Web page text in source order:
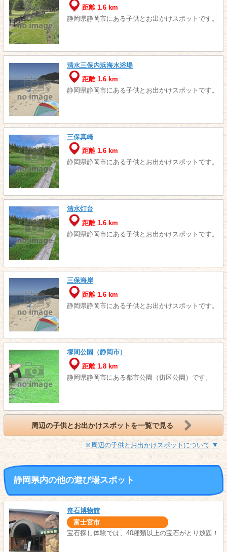
距離 1.6 km
静岡県静岡市にある子供とお出かけスポットです。
清水三保内浜海水浴場
距離 1.6 km
静岡県静岡市にある子供とお出かけスポットです。
三保真崎
距離 1.6 km
静岡県静岡市にある子供とお出かけスポットです。
清水灯台
距離 1.6 km
静岡県静岡市にある子供とお出かけスポットです。
三保海岸
距離 1.6 km
静岡県静岡市にある子供とお出かけスポットです。
塚間公園（静岡市）
距離 1.8 km
静岡県静岡市にある都市公園（街区公園）です。
周辺の子供とお出かけスポットを一覧で見る
※周辺の子供とお出かけスポットについて ▼
静岡県内の他の遊び場スポット
奇石博物館
富士宮市
宝石探し体験では、40種類以上の宝石がとり放題！